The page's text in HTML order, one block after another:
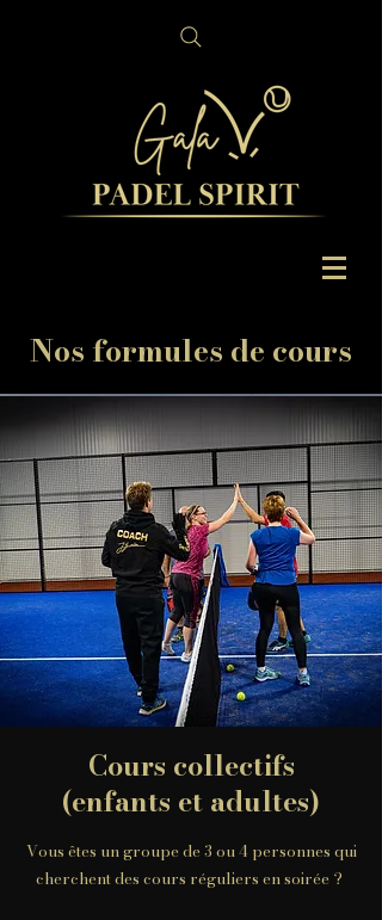
Nos formules de cours
Cours collectifs
(enfants et adultes)
Vous êtes un groupe de 3 ou 4 personnes qui
cherchent des cours réguliers en soirée ?